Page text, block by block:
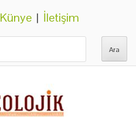
Künye | İletişim